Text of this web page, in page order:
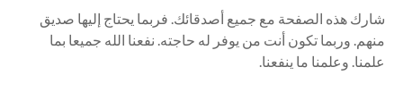
شارك هذه الصفحة مع جميع أصدقائك. فربما يحتاج إليها صديق
منهم. وربما تكون أنت من يوفر له حاجته. نفعنا الله جميعا بما
علمنا. وعلمنا ما ينفعنا.